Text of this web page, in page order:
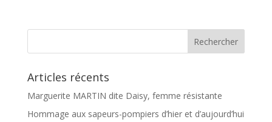
o e
Articles récents
Marguerite MARTIN dite Daisy, femme résistante
Hommage aux sapeurs-pompiers d’hier et d’aujourd’hui